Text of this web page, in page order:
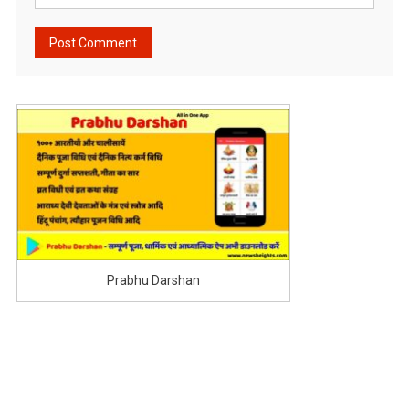
Prabhu Darshan